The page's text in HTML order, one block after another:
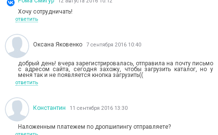
Хочу сотрудничать!
ответить
Оксана Яковенко 7 сентября 2016 10:40
добрый день! вчера зарегистрировалась, отправила на почту письмо
с адресом сайта, сегодня захожу, чтобы загрузить каталог, но у
меня так и не появляется кнопка загрузить((
ответить
Константин 11 сентября 2016 13:30
Наложенным платежем по дропшипингу отправляете?